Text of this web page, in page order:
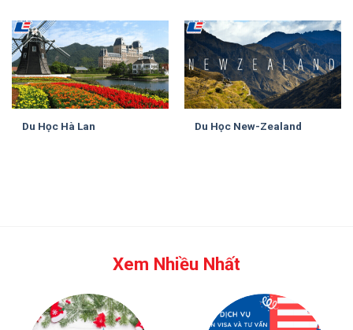
Du Học Hà Lan Du Học New-Zealand
Xem Nhiều Nhất